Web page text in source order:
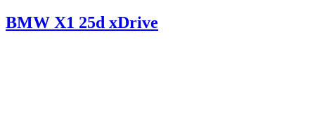
BMW X1 25d xDrive